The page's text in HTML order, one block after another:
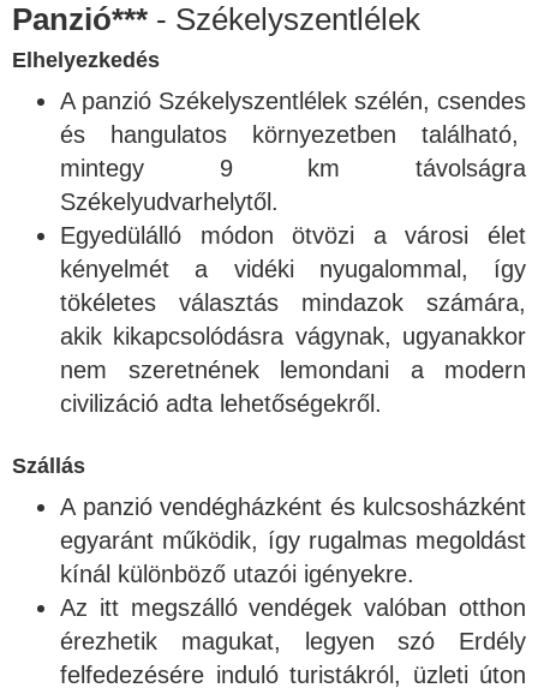
Panzió*** - Székelyszentlélek
Elhelyezkedés
A panzió Székelyszentlélek szélén, csendes
és hangulatos környezetben található,
mintegy 9 km távolságra
Székelyudvarhelytől.
Egyedülálló módon ötvözi a városi élet
kényelmét a vidéki nyugalommal, így
tökéletes választás mindazok számára,
akik kikapcsolódásra vágynak, ugyanakkor
nem szeretnének lemondani a modern
civilizáció adta lehetőségekről.
Szállás
A panzió vendégházként és kulcsosházként
egyaránt működik, így rugalmas megoldást
kínál különböző utazói igényekre.
Az itt megszálló vendégek valóban otthon
érezhetik magukat, legyen szó Erdély
felfedezésére induló turistákról, üzleti úton